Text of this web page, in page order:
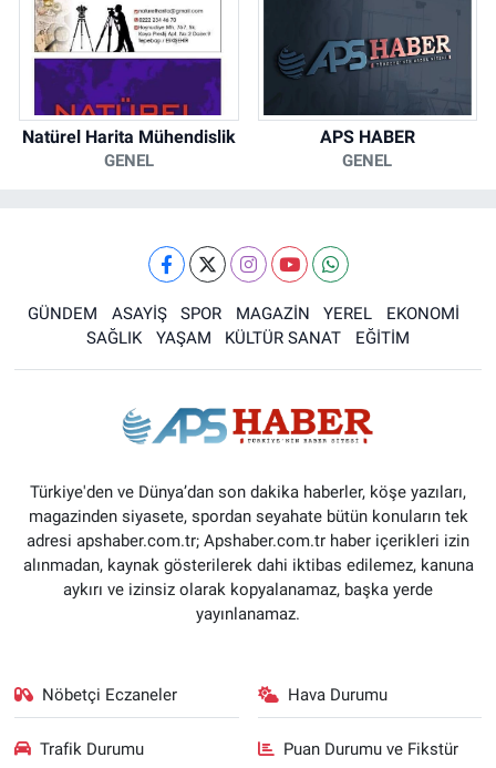
Natürel Harita Mühendislik
GENEL
APS HABER
GENEL
GÜNDEM ASAYİŞ SPOR MAGAZİN YEREL
EKONOMİ
SAĞLIK
YAŞAM KÜLTÜR SANAT EĞİTİM
Türkiye'den ve Dünya’dan son dakika haberler, köşe yazıları,
magazinden siyasete, spordan seyahate bütün konuların tek
adresi apshaber.com.tr; Apshaber.com.tr haber içerikleri izin
alınmadan, kaynak gösterilerek dahi iktibas edilemez, kanuna
aykırı ve izinsiz olarak kopyalanamaz, başka yerde
yayınlanamaz.
Nöbetçi Eczaneler Hava Durumu
Trafik Durumu Puan Durumu ve Fikstür